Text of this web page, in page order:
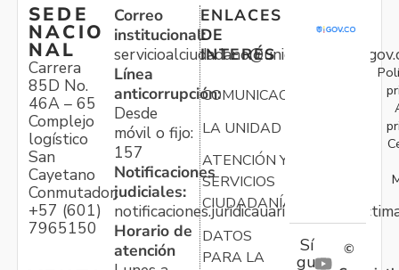
SEDE
NACIO
NAL
Carrera
85D No.
46A – 65
Complejo
logístico
San
Cayetano
Conmutador:
+57 (601)
7965150
Correo
institucional:
Línea
anticorrupción:
Desde
móvil o fijo:
157
Notificaciones
judiciales:
Horario de
atención
ENLACES
DE
INTERÉS
COMUNICACIONES
LA UNIDAD
ATENCIÓN Y
SERVICIOS
CIUDADANÍA
DATOS
PARA LA
Sí
gu
©